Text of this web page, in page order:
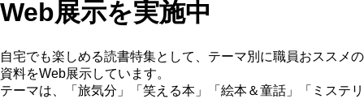
Web展示を実施中
自宅でも楽しめる読書特集として、テーマ別に職員おススメの
資料をWeb展示しています。
テーマは、「旅気分」「笑える本」「絵本＆童話」「ミステリ